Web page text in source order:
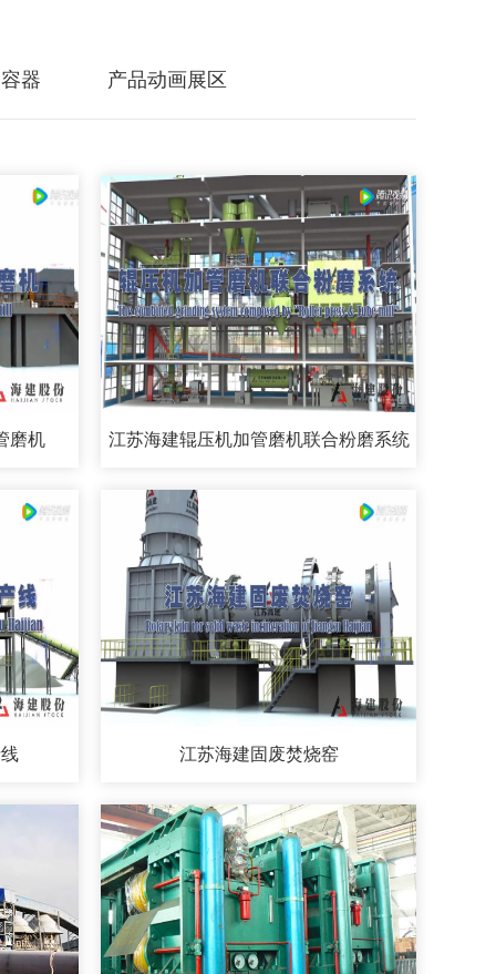
器 产品动画展区
磨机 江苏海建辊压机加管磨机联合粉磨系统
江苏海建固废焚烧窑